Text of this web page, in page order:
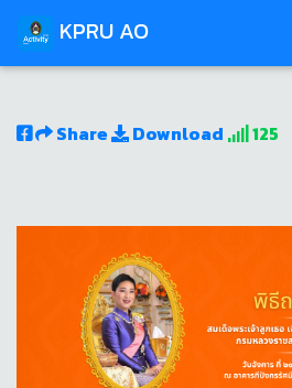
KPRU AO
Share Download
125